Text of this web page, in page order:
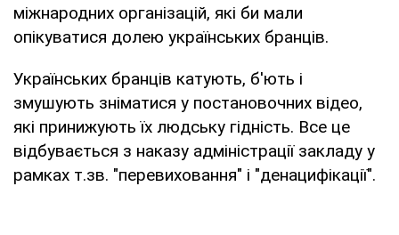
міжнародних організацій, які би мали
опікуватися долею українських бранців.
Українських бранців катують, б'ють і
змушують зніматися у постановочних відео,
які принижують їх людську гідність. Все це
відбувається з наказу адміністрації закладу у
рамках т.зв. "перевиховання" і "денацифікації".